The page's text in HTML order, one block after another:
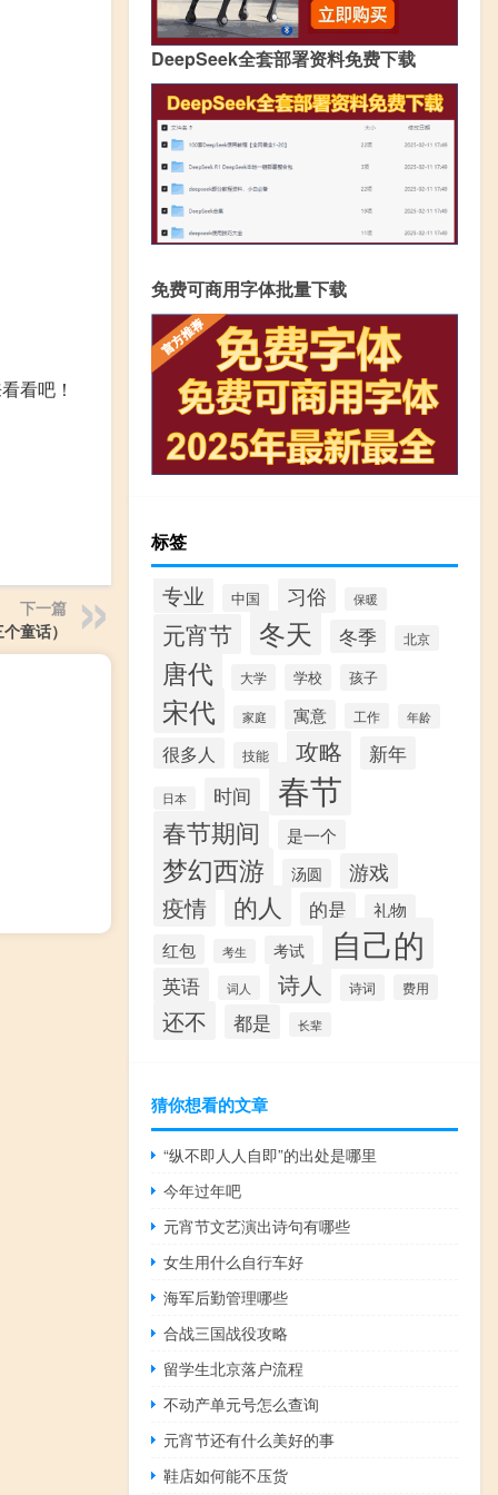
看吧！
下一篇
童话）
DeepSeek全套部署资料免费下载
免费可商用字体批量下载
标签
专业 中国 习俗 保暖
元宵节 冬天 冬季 北京
唐代 大学 学校 孩子
宋代 家庭 寓意 工作 年龄
很多人 技能 攻略 新年
日本 时间 春节
春节期间 是一个
梦幻西游 汤圆 游戏
疫情 的人 的是
礼物
红包
考生 考试 自己的
英语 词人 诗人 诗词 费用
还不 都是 长辈
猜你想看的文章
“纵不即人人自即”的出处是哪里
今年过年吧
元宵节文艺演出诗句有哪些
女生用什么自行车好
海军后勤管理哪些
合战三国战役攻略
留学生北京落户流程
不动产单元号怎么查询
元宵节还有什么美好的事
鞋店如何能不压货